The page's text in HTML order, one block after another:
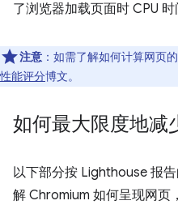
了浏览器加载页面时 CPU 时
注意 ：如需了解如何计算网页
性能评分博文。
如何最大限度地减
以下部分按 Lighthouse 报
解 Chromium 如何呈现网页